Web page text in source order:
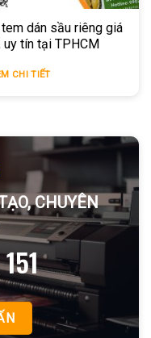
dán sầu riêng giá
uy tín tại TPHCM
CHI TIẾT
CHUYÊN